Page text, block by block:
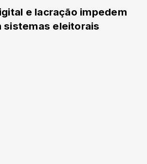
e lacração impedem
sistemas eleitorais